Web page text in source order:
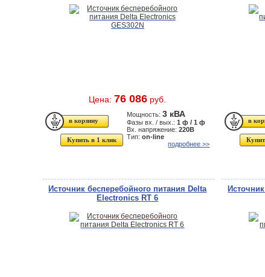
Цена:76 086 руб.
Купить в 1 клик
Мощность:3 кВА
Фазы вх. / вых.:1 ф / 1 ф
Вх. напряжение:220В
Тип:on-line
подробнее >>
Источник бесперебойного питания Delta
Electronics RT 6